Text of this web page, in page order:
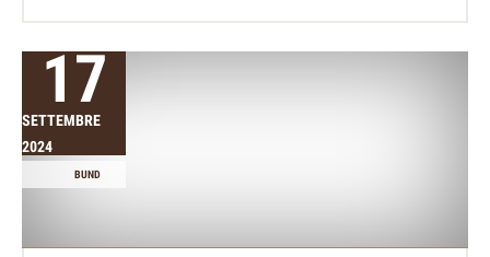
17
SETTEMBRE
2024
BUND